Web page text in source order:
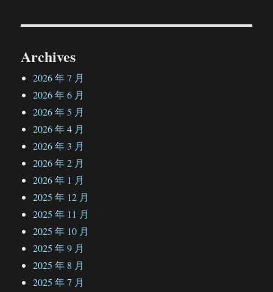
Archives
2026 年 7 月
2026 年 6 月
2026 年 5 月
2026 年 4 月
2026 年 3 月
2026 年 2 月
2026 年 1 月
2025 年 12 月
2025 年 11 月
2025 年 10 月
2025 年 9 月
2025 年 8 月
2025 年 7 月